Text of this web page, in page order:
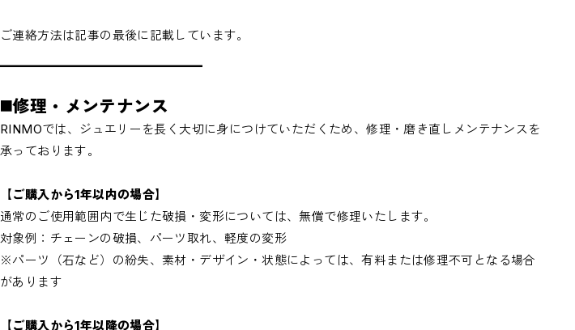
ご連絡方法は記事の最後に記載しています。
◼️修理・メンテナンス
RINMOでは、ジュエリーを長く大切に身につけていただくため、修理・磨き直しメンテナンスを
承っております。
【ご購入から1年以内の場合】
通常のご使用範囲内で生じた破損・変形については、無償で修理いたします。
対象例：チェーンの破損、パーツ取れ、軽度の変形
※パーツ（石など）の紛失、素材・デザイン・状態によっては、有料または修理不可となる場合
があります
【ご購入から1年以降の場合】